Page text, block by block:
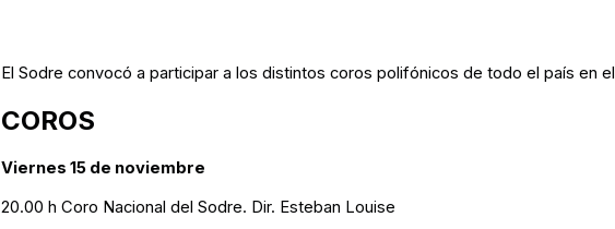
El Sodre convocó a participar a los distintos coros polifónicos de todo el país en el
COROS
Viernes 15 de noviembre
20.00 h Coro Nacional del Sodre. Dir. Esteban Louise